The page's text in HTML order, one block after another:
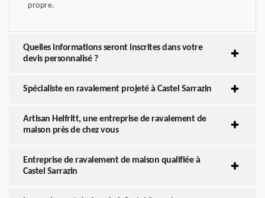
propre.
Quelles informations seront inscrites dans votre
devis personnalisé ?
Spécialiste en ravalement projeté à Castel Sarrazin
Artisan Helfritt, une entreprise de ravalement de
maison près de chez vous
Entreprise de ravalement de maison qualifiée à
Castel Sarrazin